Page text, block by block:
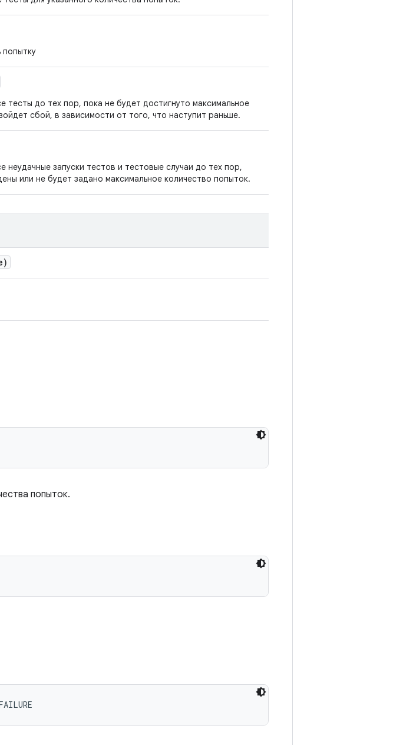
попытку
тесты до тех пор, пока не будет достигнуто максимальное
сбой, в зависимости от того, что наступит раньше.
неудачные запуски тестов и тестовые случаи до тех пор,
или не будет задано максимальное количество попыток.
попыток.